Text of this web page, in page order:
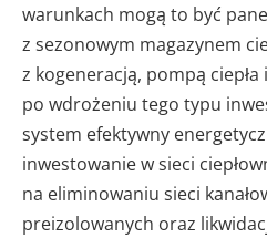
warunkach mogą to być
z sezonowym magazynem
z kogeneracją, pompą
po wdrożeniu tego typu
system efektywny
inwestowanie w sieci
na eliminowaniu sieci
preizolowanych oraz